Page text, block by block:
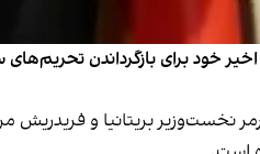
اخیر خود برای بازگرداندن
نخست‌وزیر بریتانیا و